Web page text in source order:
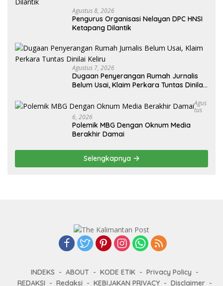
Agustus 8, 2026
Pengurus Organisasi Nelayan DPC HNSI
Ketapang Dilantik
Agustus 7, 2026
Dugaan Penyerangan Rumah Jurnalis
Belum Usai, Klaim Perkara Tuntas Dinilai
Agus
Tus
6, 2026
Polemik MBG Dengan Oknum Media
Berakhir Damai
Selengkapnya
INDEKS ABOUT KODE ETIK
Privacy Policy
REDAKSI
Redaksi KEBIJAKAN PRIVACY Disclaimer